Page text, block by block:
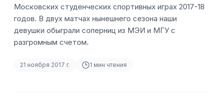
Московских студенческих спортивных играх 2017-18
годов. В двух матчах нынешнего сезона наши
девушки обыграли соперниц из МЭИ и МГУ с
разгромным счетом.
21 ноября 2017 г. 1 мин чтения